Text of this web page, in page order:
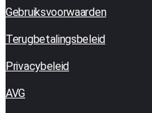
Gebruiksvoorwaarden
Terugbetalingsbeleid
Privacybeleid
AVG